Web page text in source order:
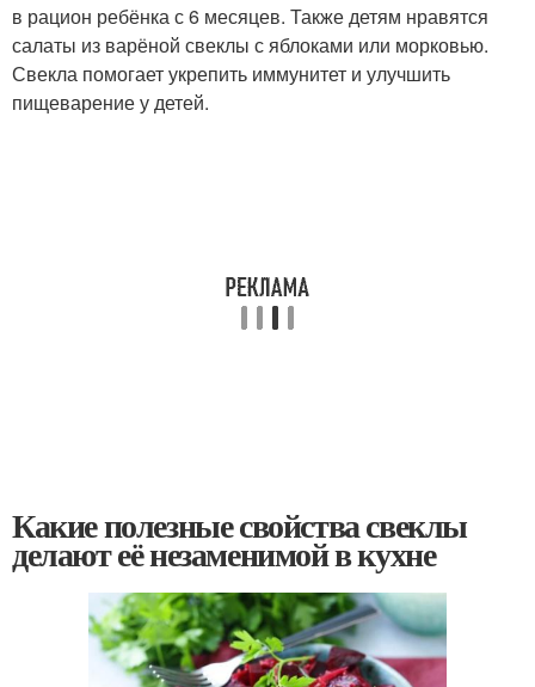
в рацион ребёнка с 6 месяцев. Также детям нравятся
салаты из варёной свеклы с яблоками или морковью.
Свекла помогает укрепить иммунитет и улучшить
пищеварение у детей.
Какие полезные свойства свеклы
делают её незаменимой в кухне